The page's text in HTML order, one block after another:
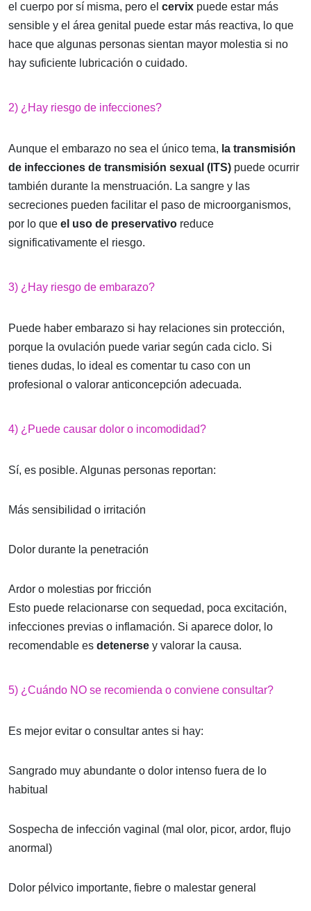
el cuerpo por sí misma, pero el cervix puede estar más
sensible y el área genital puede estar más reactiva, lo que
hace que algunas personas sientan mayor molestia si no
hay suficiente lubricación o cuidado.
2) ¿Hay riesgo de infecciones?
Aunque el embarazo no sea el único tema, la transmisión
de infecciones de transmisión sexual (ITS) puede ocurrir
también durante la menstruación. La sangre y las
secreciones pueden facilitar el paso de microorganismos,
por lo que el uso de preservativo reduce
significativamente el riesgo.
3) ¿Hay riesgo de embarazo?
Puede haber embarazo si hay relaciones sin protección,
porque la ovulación puede variar según cada ciclo. Si
tienes dudas, lo ideal es comentar tu caso con un
profesional o valorar anticoncepción adecuada.
4) ¿Puede causar dolor o incomodidad?
Sí, es posible. Algunas personas reportan:
Más sensibilidad o irritación
Dolor durante la penetración
Ardor o molestias por fricción
Esto puede relacionarse con sequedad, poca excitación,
infecciones previas o inflamación. Si aparece dolor, lo
recomendable es detenerse y valorar la causa.
5) ¿Cuándo NO se recomienda o conviene consultar?
Es mejor evitar o consultar antes si hay:
Sangrado muy abundante o dolor intenso fuera de lo
habitual
Sospecha de infección vaginal (mal olor, picor, ardor, flujo
anormal)
Dolor pélvico importante, fiebre o malestar general